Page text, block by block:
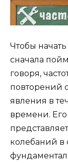
Чтобы
сначала
говоря,
повторений
явления в
времени. Его
колебаний в